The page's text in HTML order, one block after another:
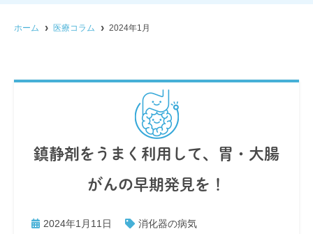
ホーム 医療コラム 2024年1月
鎮静剤をうまく利用して、胃・大腸
がんの早期発見を！
2024年1月11日 消化器の病気